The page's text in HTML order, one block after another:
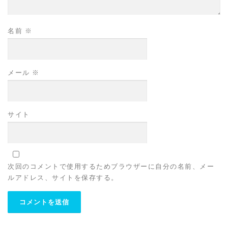
名前 ※
メール ※
サイト
次回のコメントで使用するためブラウザーに自分の名前、メー
ルアドレス、サイトを保存する。